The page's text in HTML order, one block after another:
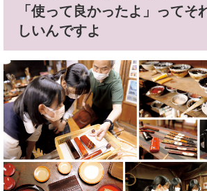
「使って良かったよ」ってそ
しいんですよ